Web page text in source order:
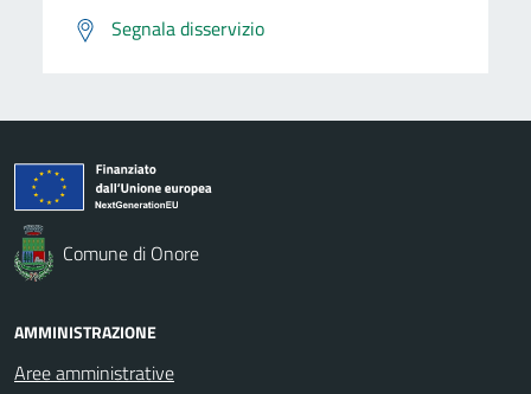
Segnala disservizio
Comune di Onore
AMMINISTRAZIONE
Aree amministrative